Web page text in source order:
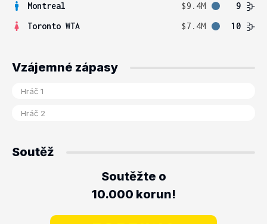
Montreal $9.4M
9
Toronto WTA
$7.4M 10
Vzájemné zápasy
Soutěž
Soutěžte o
10.000 korun!